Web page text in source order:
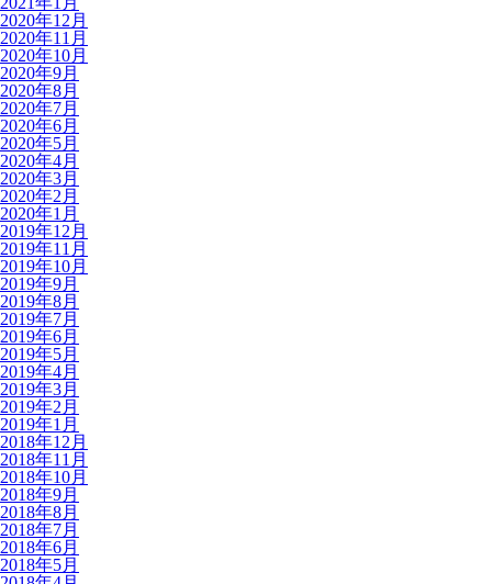
2020年12月
2020年11月
2020年10月
2020年9月
2020年8月
2020年7月
2020年6月
2020年5月
2020年4月
2020年3月
2020年2月
2020年1月
2019年12月
2019年11月
2019年10月
2019年9月
2019年8月
2019年7月
2019年6月
2019年5月
2019年4月
2019年3月
2019年2月
2019年1月
2018年12月
2018年11月
2018年10月
2018年9月
2018年8月
2018年7月
2018年6月
2018年5月